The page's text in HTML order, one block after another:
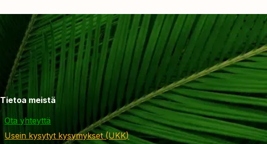
Tietoa meistä
Ota yhteyttä
Usein kysytyt kysymykset (UKK)